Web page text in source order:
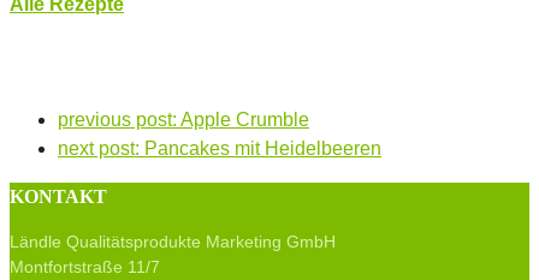
previous post: Apple Crumble
next post: Pancakes mit Heidelbeeren
KONTAKT
Ländle Qualitätsprodukte Marketing GmbH
Montfortstraße 11/7